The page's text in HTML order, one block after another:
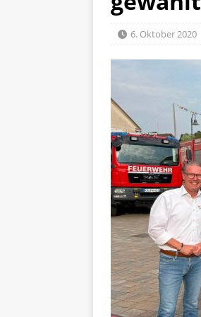
6. Oktober 2020